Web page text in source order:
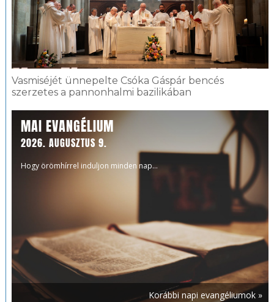
Vasmiséjét ünnepelte Csóka Gáspár bencés
szerzetes a pannonhalmi bazilikában
MAI EVANGÉLIUM
2026. AUGUSZTUS 9.
Hogy örömhírrel induljon minden nap...
Korábbi napi evangéliumok »